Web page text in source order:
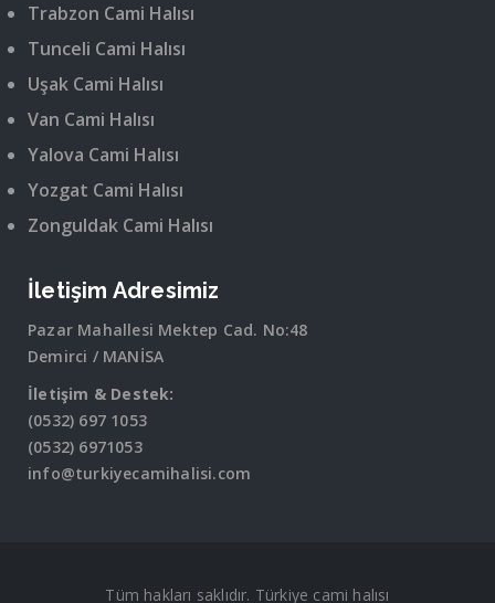
Trabzon Cami Halısı
Tunceli Cami Halısı
Uşak Cami Halısı
Van Cami Halısı
Yalova Cami Halısı
Yozgat Cami Halısı
Zonguldak Cami Halısı
İletişim Adresimiz
Pazar Mahallesi Mektep Cad. No:48
Demirci / MANİSA
İletişim & Destek:
(0532) 697 1053
(0532) 6971053
info@turkiyecamihalisi.com
Tüm hakları saklıdır. Türkiye cami halısı